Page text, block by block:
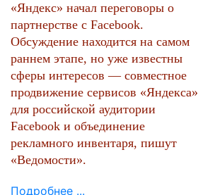
«Яндекс» начал переговоры о
партнерстве с Facebook.
Обсуждение находится на самом
раннем этапе, но уже известны
сферы интересов — совместное
продвижение сервисов «Яндекса»
для российской аудитории
Facebook и объединение
рекламного инвентаря, пишут
«Ведомости».
Подробнее ...